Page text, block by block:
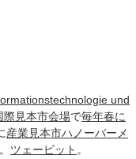
und
際見本市会場で毎年春に
産業見本市ハノーバーメ
。 ツェービット 。